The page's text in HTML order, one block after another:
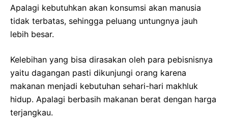
Apalagi kebutuhkan akan konsumsi akan manusia
tidak terbatas, sehingga peluang untungnya jauh
lebih besar.
Kelebihan yang bisa dirasakan oleh para pebisnisnya
yaitu dagangan pasti dikunjungi orang karena
makanan menjadi kebutuhan sehari-hari makhluk
hidup. Apalagi berbasih makanan berat dengan harga
terjangkau.